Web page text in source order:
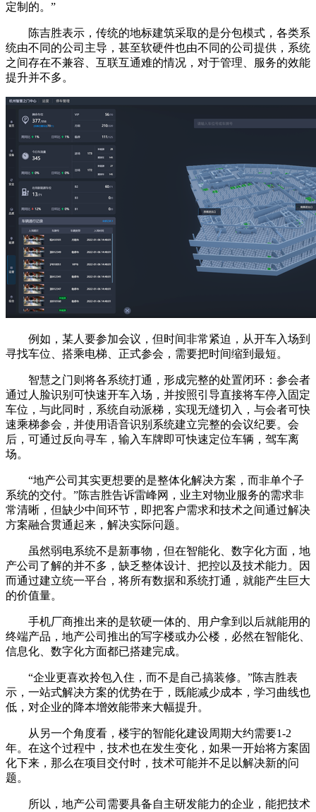
定制的。”
陈吉胜表示，传统的地标建筑采取的是分包模式，各类系
统由不同的公司主导，甚至软硬件也由不同的公司提供，系统
之间存在不兼容、互联互通难的情况，对于管理、服务的效能
提升并不多。
例如，某人要参加会议，但时间非常紧迫，从开车入场到
寻找车位、搭乘电梯、正式参会，需要把时间缩到最短。
智慧之门则将各系统打通，形成完整的处置闭环：参会者
通过人脸识别可快速开车入场，并按照引导直接将车停入固定
车位，与此同时，系统自动派梯，实现无缝切入，与会者可快
速乘梯参会，并使用语音识别系统建立完整的会议纪要。会
后，可通过反向寻车，输入车牌即可快速定位车辆，驾车离
场。
“地产公司其实更想要的是整体化解决方案，而非单个子
系统的交付。”陈吉胜告诉雷峰网，业主对物业服务的需求非
常清晰，但缺少中间环节，即把客户需求和技术之间通过解决
方案融合贯通起来，解决实际问题。
虽然弱电系统不是新事物，但在智能化、数字化方面，地
产公司了解的并不多，缺乏整体设计、把控以及技术能力。因
而通过建立统一平台，将所有数据和系统打通，就能产生巨大
的价值量。
手机厂商推出来的是软硬一体的、用户拿到以后就能用的
终端产品，地产公司推出的写字楼或办公楼，必然在智能化、
信息化、数字化方面都已搭建完成。
“企业更喜欢拎包入住，而不是自己搞装修。”陈吉胜表
示，一站式解决方案的优势在于，既能减少成本，学习曲线也
低，对企业的降本增效能带来大幅提升。
从另一个角度看，楼宇的智能化建设周期大约需要1-2
年。在这个过程中，技术也在发生变化，如果一开始将方案固
化下来，那么在项目交付时，技术可能并不足以解决新的问
题。
所以，地产公司需要具备自主研发能力的企业，能把技术